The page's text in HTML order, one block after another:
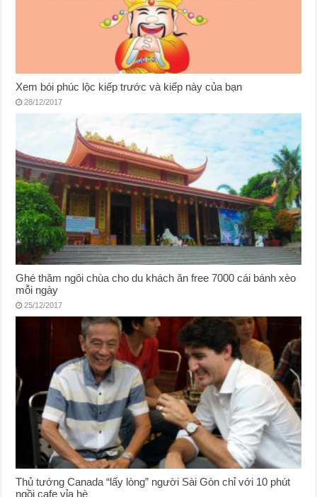
Xem bói phúc lộc kiếp trước và kiếp này của bạn
28/12/2017
Ghé thăm ngôi chùa cho du khách ăn free 7000 cái bánh xèo
mỗi ngày
25/12/2017
Thủ tướng Canada “lấy lòng” người Sài Gòn chỉ với 10 phút
ngồi cafe vỉa hè